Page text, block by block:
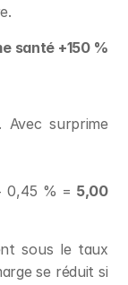
santé +150 %
Avec surprime
0,45 % = 5,00
sous le taux
se réduit si